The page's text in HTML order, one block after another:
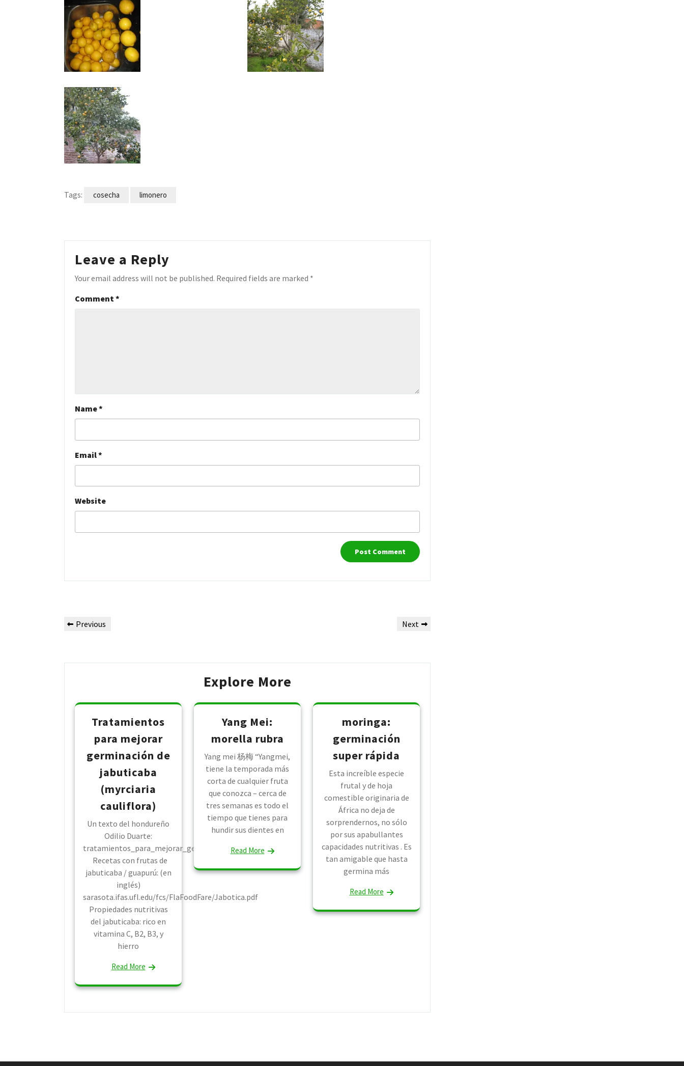
Tags: cosecha limonero
Leave a Reply
Your email address will not be published. Required fields are marked *
Comment*
Name*
Email*
Website
Post
Previous
Previous
Next
Next
Explore More
Tratamientos
para mejorar
germinación de
jabuticaba
(myrciaria
cauliflora)
Un texto del hondureño
Odilio Duarte:
tratamientos_para_mejorar_germinacion_jabuticaba.pdf
Recetas con frutas de
jabuticaba / guapurú: (en
inglés)
sarasota.ifas.ufl.edu/fcs/FlaFoodFare/Jabotica.pdf
Propiedades nutritivas
del jabuticaba: rico en
vitamina C, B2, B3, y
hierro
Read More
Yang Mei:
morella rubra
Yang mei 杨梅 “Yangmei,
tiene la temporada más
corta de cualquier fruta
que conozca – cerca de
tres semanas es todo el
tiempo que tienes para
hundir sus dientes en
Read More
moringa:
germinación
super rápida
Esta increíble especie
frutal y de hoja
comestible originaria de
África no deja de
sorprendernos, no sólo
por sus apabullantes
capacidades nutritivas . Es
tan amigable que hasta
germina más
Read More